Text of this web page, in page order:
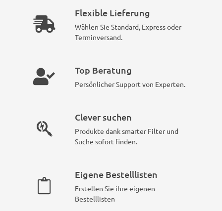
Flexible Lieferung
Wählen Sie Standard, Express oder
Terminversand.
Top Beratung
Persönlicher Support von Experten.
Clever suchen
Produkte dank smarter Filter und
Suche sofort finden.
Eigene Bestelllisten
Erstellen Sie ihre eigenen
Bestelllisten